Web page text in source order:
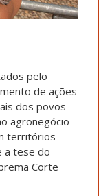
pelo
de ações
dos povos
agronegócio
territórios
a tese do
Corte